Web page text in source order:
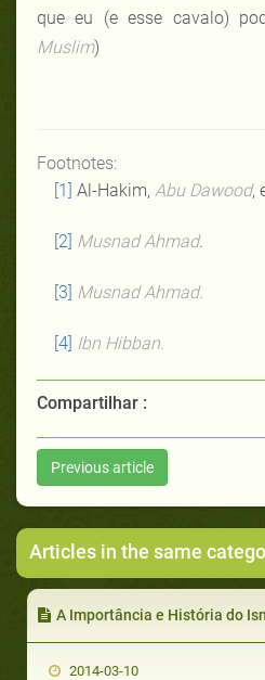
que eu (e esse cavalo)
Muslim)
Footnotes:
[1] Al-Hakim, Abu Dawood,
[2] Musnad Ahmad.
[3] Musnad Ahmad.
[4] Ibn Hibban.
Compartilhar :
Previous article
Articles in the same
A Importância e História do
2014-03-10